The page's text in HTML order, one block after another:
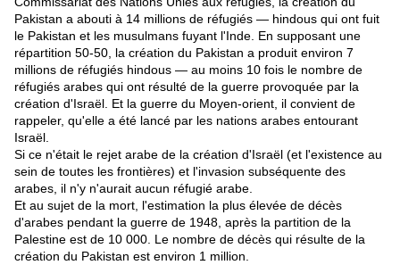
Pakistan a abouti à 14 millions de réfugiés — hindous qui ont fuit
le Pakistan et les musulmans fuyant l'Inde. En supposant une
répartition 50-50, la création du Pakistan a produit environ 7
millions de réfugiés hindous — au moins 10 fois le nombre de
réfugiés arabes qui ont résulté de la guerre provoquée par la
création d'Israël. Et la guerre du Moyen-orient, il convient de
rappeler, qu'elle a été lancé par les nations arabes entourant
Israël.
Si ce n'était le rejet arabe de la création d'Israël (et l'existence au
sein de toutes les frontières) et l'invasion subséquente des
arabes, il n'y n'aurait aucun réfugié arabe.
Et au sujet de la mort, l'estimation la plus élevée de décès
d'arabes pendant la guerre de 1948, après la partition de la
Palestine est de 10 000. Le nombre de décès qui résulte de la
création du Pakistan est environ 1 million.